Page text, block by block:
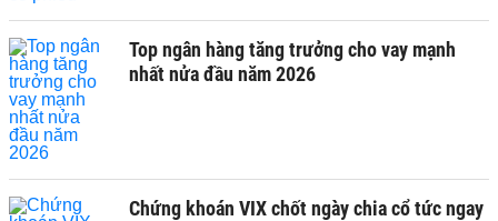
Top ngân hàng tăng trưởng cho vay mạnh
nhất nửa đầu năm 2026
Chứng khoán VIX chốt ngày chia cổ tức ngay